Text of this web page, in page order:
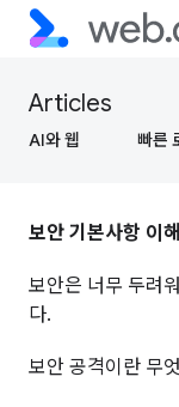
Articles
AI와 웹 빠른
보안 기본사항 이해
보안은 너무 두려
다.
보안 공격이란 무